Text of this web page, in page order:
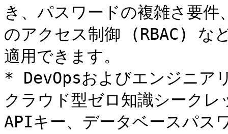
き、パスワードの複雑さ要
のアクセス制御 (RBAC) な
適用できます。
* DevOpsおよびエンジニア
クラウド型ゼロ知識シーク
APIキー、データベースパス